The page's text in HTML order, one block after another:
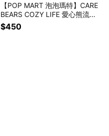
【POP MART 泡泡瑪特】CARE
BEARS COZY LIFE 愛心熊流沙
毛絨掛件系列盲盒(1入)
$450